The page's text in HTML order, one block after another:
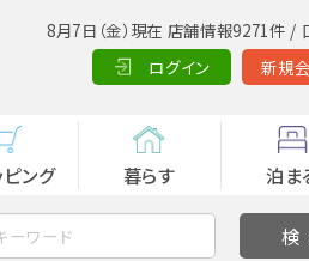
8月7日（金）現在 店舗情報9271件 /
ログイン
新規
ピング 暮らす 泊ま